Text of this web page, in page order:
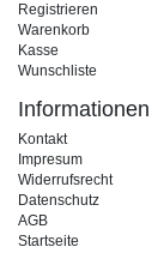
Registrieren
Warenkorb
Kasse
Wunschliste
Informationen
Kontakt
Impresum
Widerrufsrecht
Datenschutz
AGB
Startseite